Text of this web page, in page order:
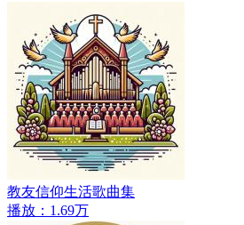
教友信仰生活歌曲集
播放：1.69万